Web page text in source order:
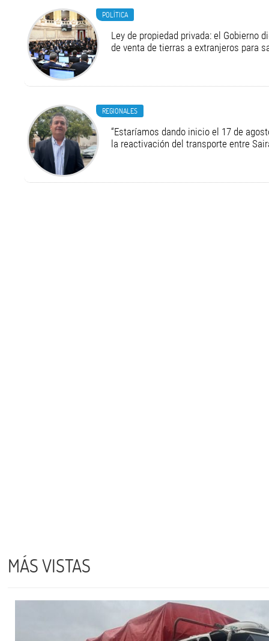
POLÍTICA
Ley de propiedad privada: el Gobierno
de venta de tierras a extranjeros para
REGIONALES
“Estaríamos dando inicio el 17 de
la reactivación del transporte entre
MÁS VISTAS